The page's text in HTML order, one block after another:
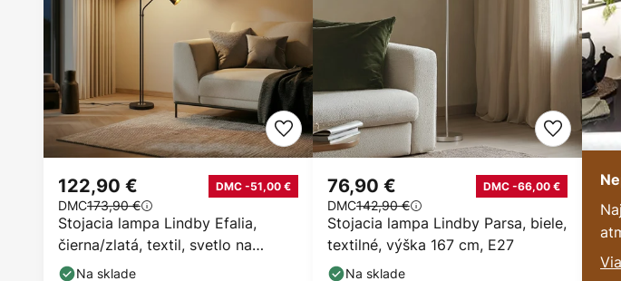
Stojacia lampa Lindby Efalia,
čierna/zlatá, textil, svetlo na
čítanie
122,90 € DMC -51,00 €
DMC173,90 €
Na sklade
Stojacia lampa Lindby Parsa, biele,
textilné, výška 167 cm, E27
76,90 € DMC -66,00 €
DMC142,90 €
Na sklade